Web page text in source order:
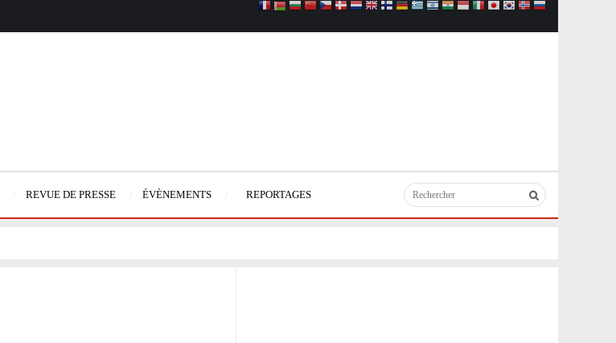
REVUE DE PRESSE ÉVÈNEMENTS REPORTAGES